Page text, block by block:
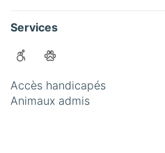
Services
Accès handicapés
Animaux admis